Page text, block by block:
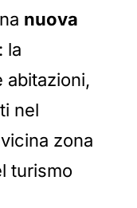
nuova
: la
abitazioni,
nel
zona
turismo